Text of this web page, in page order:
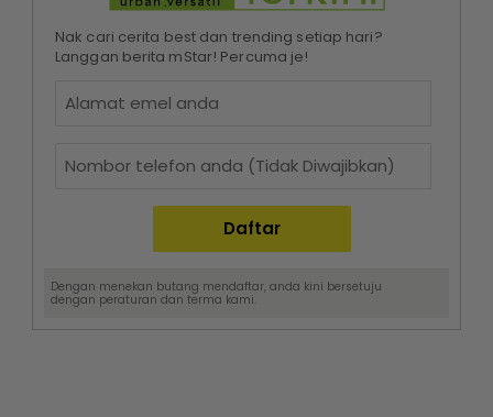
Nak cari cerita best dan trending setiap hari?
Langgan berita mStar! Percuma je!
Dengan menekan butang mendaftar, anda kini bersetuju
dengan peraturan dan terma kami.